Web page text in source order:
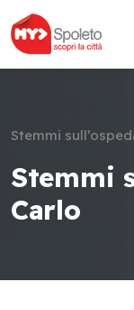
Stemmi
Stemmi
Carlo